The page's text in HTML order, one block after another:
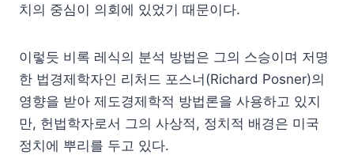
치의 중심이 의회에 있었기 때문이다.
이렇듯 비록 레식의 분석 방법은 그의 스승이며 저명
한 법경제학자인 리처드 포스너(Richard Posner)의
영향을 받아 제도경제학적 방법론을 사용하고 있지
만, 헌법학자로서 그의 사상적, 정치적 배경은 미국
정치에 뿌리를 두고 있다.